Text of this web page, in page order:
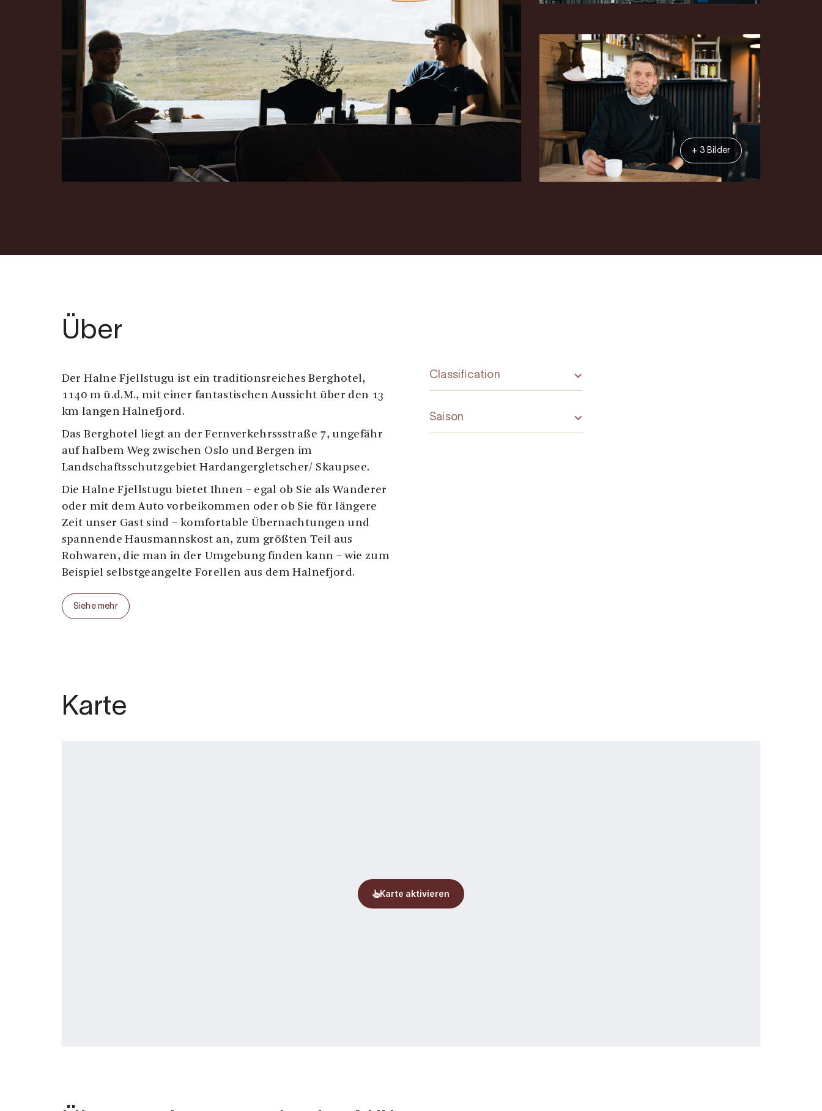
+ 3 Bilder
Über
Der Halne Fjellstugu ist ein traditionsreiches Berghotel,
1140 m ü.d.M., mit einer fantastischen Aussicht über den 13
km langen Halnefjord.
Das Berghotel liegt an der Fernverkehrssstraße 7, ungefähr
auf halbem Weg zwischen Oslo und Bergen im
Landschaftsschutzgebiet Hardangergletscher/ Skaupsee.
Die Halne Fjellstugu bietet Ihnen – egal ob Sie als Wanderer
oder mit dem Auto vorbeikommen oder ob Sie für längere
Zeit unser Gast sind – komfortable Übernachtungen und
spannende Hausmannskost an, zum größten Teil aus
Rohwaren, die man in der Umgebung finden kann – wie zum
Beispiel selbstgeangelte Forellen aus dem Halnefjord.
Als Gast können Sie bis vor unsere Haustür fahren und
gleichzeitig einen fantastischen Ausgangspunkt für
einem eigenen Wasserkraftwerk.
Siehe mehr
Classification
Saison
Karte